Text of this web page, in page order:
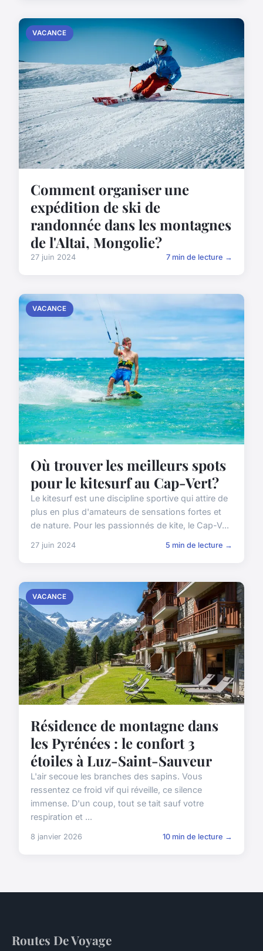
VACANCE
Comment organiser une
expédition de ski de
randonnée dans les montagnes
de l'Altai, Mongolie?
27 juin 2024 7 min de lecture →
VACANCE
Où trouver les meilleurs spots
pour le kitesurf au Cap-Vert?
Le kitesurf est une discipline sportive qui attire de
plus en plus d'amateurs de sensations fortes et
de nature. Pour les passionnés de kite, le Cap-V...
27 juin 2024 5 min de lecture →
VACANCE
Résidence de montagne dans
les Pyrénées : le confort 3
étoiles à Luz-Saint-Sauveur
L'air secoue les branches des sapins. Vous
ressentez ce froid vif qui réveille, ce silence
immense. D'un coup, tout se tait sauf votre
respiration et ...
8 janvier 2026 10 min de lecture →
Routes De Voyage